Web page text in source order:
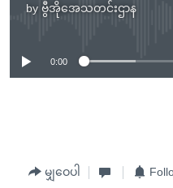
by ဗွီအိုအေသတင်းဌာန
No media
0:00
မျှဝေပါ